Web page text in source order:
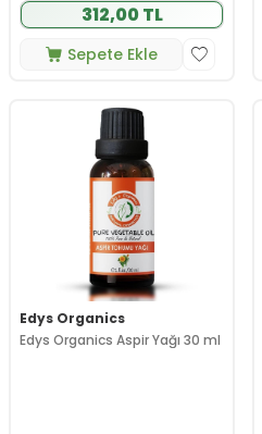
312,00 TL
Sepete Ekle
Edys Organics
Edys Organics Aspir Yağı 30 ml